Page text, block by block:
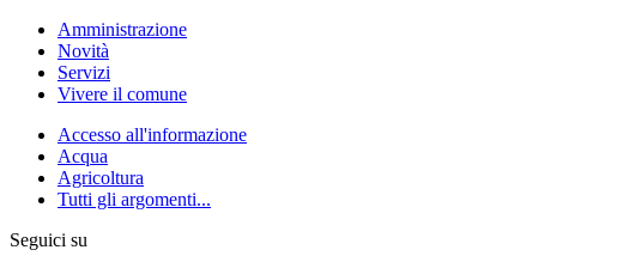
Amministrazione
Novità
Servizi
Vivere il comune
Accesso all'informazione
Acqua
Agricoltura
Tutti gli argomenti...
Seguici su